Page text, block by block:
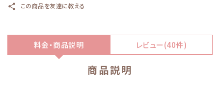
share この商品を友達に教える
料金・商品説明 レビュー(40件)
商品説明